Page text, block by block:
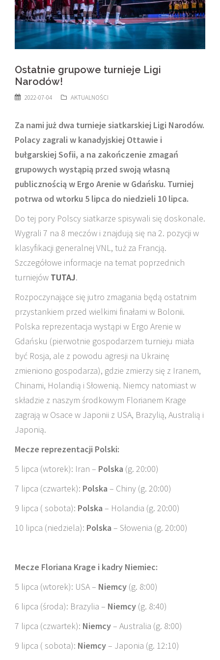
Ostatnie grupowe turnieje Ligi
Narodów!
2022-07-04 AKTUALNOŚCI
Za nami już dwa turnieje siatkarskiej Ligi Narodów.
Polacy zagrali w kanadyjskiej Ottawie i
bułgarskiej Sofii, a na zakończenie zmagań
grupowych wystąpią przed swoją własną
publicznością w Ergo Arenie w Gdańsku. Turniej
potrwa od wtorku 5 lipca do niedzieli 10 lipca.
Do tej pory Polscy siatkarze spisywali się doskonale.
Wygrali 7 na 8 meczów i znajdują się na 2. pozycji w
klasyfikacji generalnej VNL, tuż za Francją.
Szczegółowe informacje na temat poprzednich
turniejów TUTAJ.
Rozpoczynające się jutro zmagania będą ostatnim
przystankiem przed wielkimi finałami w Bolonii.
Polska reprezentacja wystąpi w Ergo Arenie w
Gdańsku (pierwotnie gospodarzem turnieju miała
być Rosja, ale z powodu agresji na Ukrainę
zmieniono gospodarza), gdzie zmierzy się z Iranem,
Chinami, Holandią i Słowenią. Niemcy natomiast w
składzie z naszym środkowym Florianem Krage
zagrają w Osace w Japonii z USA, Brazylią, Australią i
Japonią.
Mecze reprezentacji Polski:
5 lipca (wtorek): Iran – Polska (g. 20:00)
7 lipca (czwartek): Polska – Chiny (g. 20:00)
9 lipca ( sobota): Polska – Holandia (g. 20:00)
10 lipca (niedziela): Polska – Słowenia (g. 20:00)
Mecze Floriana Krage i kadry Niemiec:
5 lipca (wtorek): USA – Niemcy (g. 8:00)
6 lipca (środa): Brazylia – Niemcy (g. 8:40)
7 lipca (czwartek): Niemcy– Australia (g. 8:00)
9 lipca ( sobota): Niemcy– Japonia (g. 12:10)